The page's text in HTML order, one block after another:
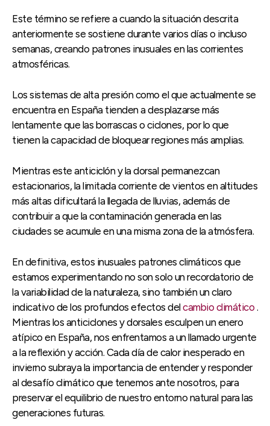
Este término se refiere a cuando la situación descrita
anteriormente se sostiene durante varios días o incluso
semanas, creando patrones inusuales en las corrientes
atmosféricas.
Los sistemas de alta presión como el que actualmente se
encuentra en España tienden a desplazarse más
lentamente que las borrascas o ciclones, por lo que
tienen la capacidad de bloquear regiones más amplias.
Mientras este anticiclón y la dorsal permanezcan
estacionarios, la limitada corriente de vientos en altitudes
más altas dificultará la llegada de lluvias, además de
contribuir a que la contaminación generada en las
ciudades se acumule en una misma zona de la atmósfera.
En definitiva, estos inusuales patrones climáticos que
estamos experimentando no son solo un recordatorio de
la variabilidad de la naturaleza, sino también un claro
indicativo de los profundos efectos delcambio climático .
Mientras los anticiclones y dorsales esculpen un enero
atípico en España, nos enfrentamos a un llamado urgente
a la reflexión y acción. Cada día de calor inesperado en
invierno subraya la importancia de entender y responder
al desafío climático que tenemos ante nosotros, para
preservar el equilibrio de nuestro entorno natural para las
generaciones futuras.